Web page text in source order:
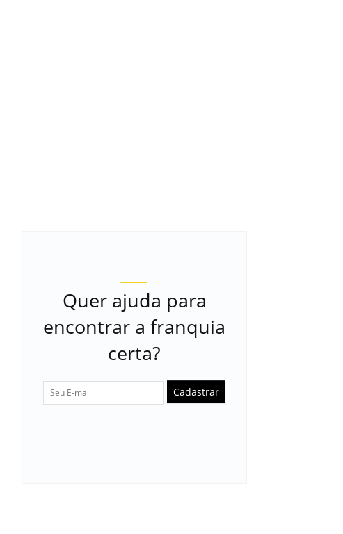
Quer ajuda para
encontrar a franquia
certa?
Cadastrar